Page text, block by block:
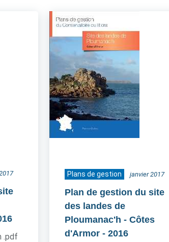
.pdf
Plans de gestion janvier 2017
Plan de gestion du site
des landes de
Ploumanac'h - Côtes
d'Armor - 2016